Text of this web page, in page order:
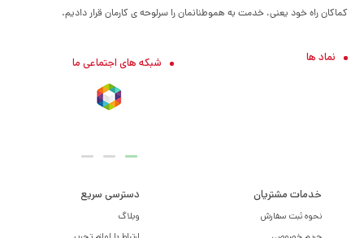
کماکان راه خود یعنی، خدمت به هموطنانمان را سرلوحه ی کارمان قرار دادیم.
نماد ها شبکه های اجتماعی ما
خدمات مشتریان
نحوه ثبت سفارش
دسترسی سریع
وبلاگ